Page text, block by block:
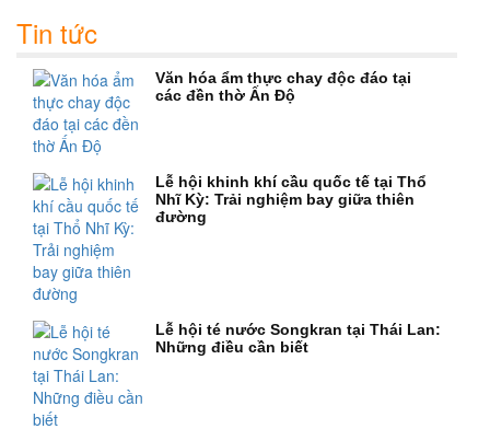
Tin tức
Văn hóa ẩm thực chay độc đáo tại
các đền thờ Ấn Độ
Lễ hội khinh khí cầu quốc tế tại Thổ
Nhĩ Kỳ: Trải nghiệm bay giữa thiên
đường
Lễ hội té nước Songkran tại Thái Lan:
Những điều cần biết